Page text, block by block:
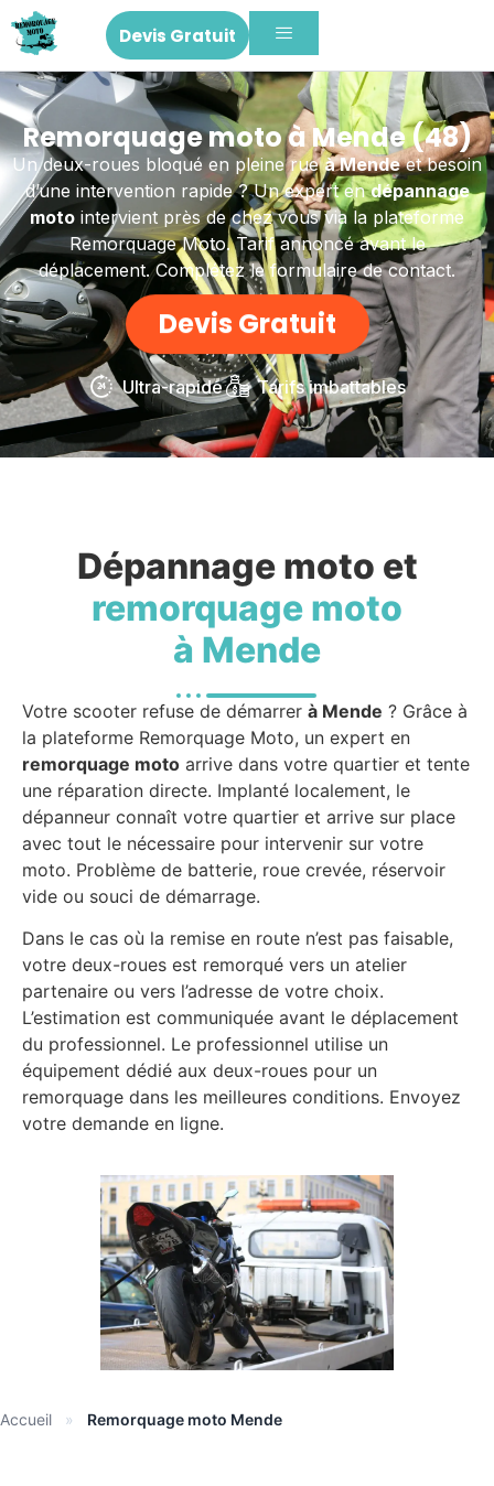
Devis Gratuit
Remorquage moto à Mende (48)
Un deux-roues bloqué en pleine rueà Mendeet besoin
d’une intervention rapide ? Un expert endépannage
moto intervient près de chez vous via la plateforme
Remorquage Moto. Tarif annoncé avant le
déplacement. Complétez le formulaire de contact.
Devis Gratuit
Ultra-rapide Tarifs imbattables
Dépannage moto et
remorquage moto
à Mende
Votre scooter refuse de démarrer à Mende ? Grâce à
la plateforme Remorquage Moto, un expert en
remorquage moto arrive dans votre quartier et tente
une réparation directe. Implanté localement, le
dépanneur connaît votre quartier et arrive sur place
avec tout le nécessaire pour intervenir sur votre
moto. Problème de batterie, roue crevée, réservoir
vide ou souci de démarrage.
Dans le cas où la remise en route n’est pas faisable,
votre deux-roues est remorqué vers un atelier
partenaire ou vers l’adresse de votre choix.
L’estimation est communiquée avant le déplacement
du professionnel. Le professionnel utilise un
équipement dédié aux deux-roues pour un
remorquage dans les meilleures conditions. Envoyez
votre demande en ligne.
Accueil » Remorquage moto Mende